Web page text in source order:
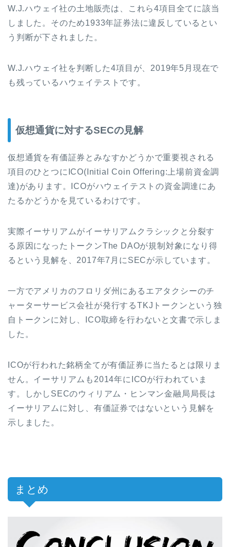
W.J.ハウェイ社の土地販売は、これら4項目全てに該当
しました。そのため1933年証券法に違反しているとい
う判断が下されました。
W.J.ハウェイ社を判断した4項目が、 2019年5 月現在で
も残っているハウェイテストです。
仮想通貨に対するSECの見解
仮想通貨を有価証券とみなすかどうかで重要視される
項目のひとつに ICO(Initial Coin Offering: 上場前資金調
達)があります。 ICOがハウェイテストの資金調達にあ
たるかどうかを見ているわけです。
実際イーサリアムがイーサリアムクラシックと分裂す
る原因になったトークンThe DAOが規制対象になり得
るという見解を、 2017年7 月に SECが示しています。
一方でアメリカのフロリダ州にあるエアタクシーのチ
ャーターサービス会社が発行するTKJ トークンという独
自トークンに対し、
ICO取締を行わないと文書で示しま
した。
ICOが行われた銘柄全てが有価証券に当たるとは限りま
せん。イーサリアムも 2014年に ICOが行われていま
す。しかし SECのウィリアム・ヒンマン金融局局長は
イーサリアムに対し、有価証券ではないという見解を
示しました。
まとめ